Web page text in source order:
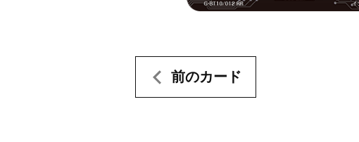
前のカード